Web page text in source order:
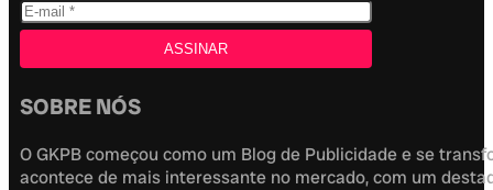
SOBRE NÓS
O GKPB começou como um Blog de Publicidade e se
acontece de mais interessante no mercado, com um